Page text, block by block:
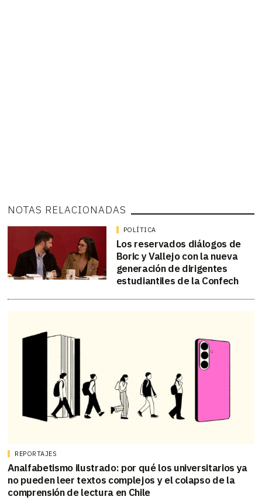
NOTAS RELACIONADAS
POLÍTICA
Los reservados diálogos de
Boric y Vallejo con la nueva
generación de dirigentes
estudiantiles de la Confech
REPORTAJES
Analfabetismo ilustrado: por qué los universitarios ya
no pueden leer textos complejos y el colapso de la
comprensión de lectura en Chile